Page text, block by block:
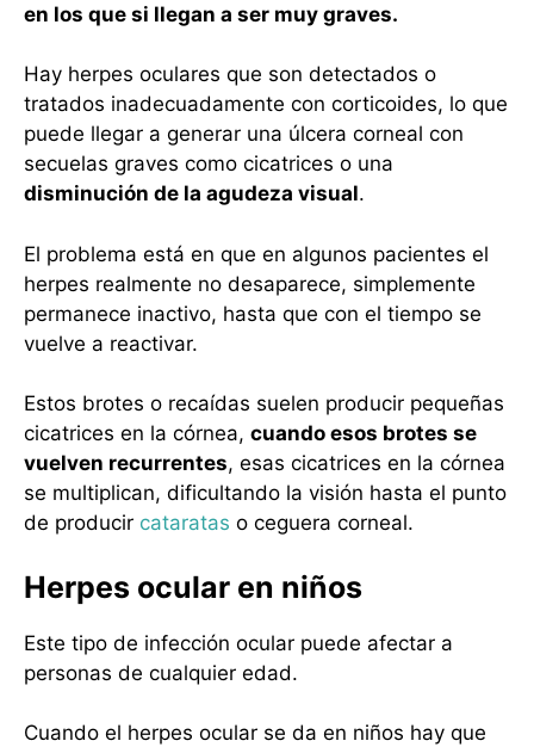
en los que si llegan a ser muy graves.
Hay herpes oculares que son detectados o
tratados inadecuadamente con corticoides, lo que
puede llegar a generar una úlcera corneal con
secuelas graves como cicatrices o una
disminución de la agudeza visual.
El problema está en que en algunos pacientes el
herpes realmente no desaparece, simplemente
permanece inactivo, hasta que con el tiempo se
vuelve a reactivar.
Estos brotes o recaídas suelen producir pequeñas
cicatrices en la córnea, cuando esos brotes se
vuelven recurrentes, esas cicatrices en la córnea
se multiplican, dificultando la visión hasta el punto
de producir cataratas o ceguera corneal.
Herpes ocular en niños
Este tipo de infección ocular puede afectar a
personas de cualquier edad.
Cuando el herpes ocular se da en niños hay que